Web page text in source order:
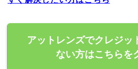
アットレンズでクレジッ
ない方はこちらを